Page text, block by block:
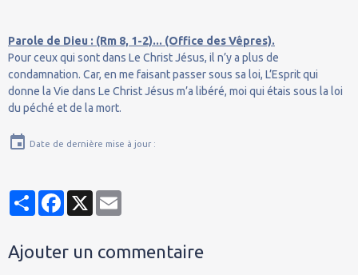
Parole de Dieu : (Rm 8, 1-2)... (Office des Vêpres).
Pour ceux qui sont dans Le Christ Jésus, il n’y a plus de
condamnation. Car, en me faisant passer sous sa loi, L’Esprit qui
donne la Vie dans Le Christ Jésus m’a libéré, moi qui étais sous la loi
du péché et de la mort.
Date de dernière mise à jour :
PartagerFacebook
X
Ajouter un commentaire